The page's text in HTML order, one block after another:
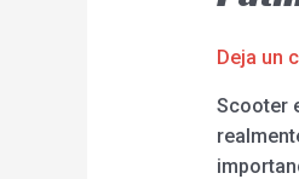
Deja un
Scooter